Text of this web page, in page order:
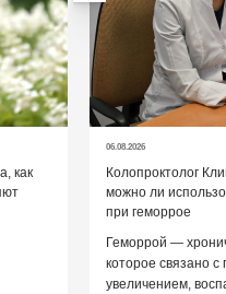
как
06.08.2026
Колопроктолог
можно ли
при геморрое
Геморрой —
которое связано с
увеличением,